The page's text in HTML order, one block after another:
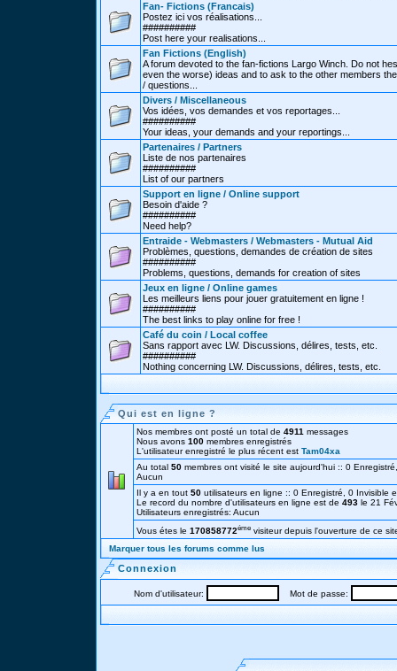
Fan- Fictions (Francais)
Postez ici vos réalisations...
##########
Post here your realisations...
Fan Fictions (English)
A forum devoted to the fan-fictions Largo Winch. Do not
even the worse) ideas and to ask to the other members
/ questions...
Divers / Miscellaneous
Vos idées, vos demandes et vos reportages...
##########
Your ideas, your demands and your reportings...
Partenaires / Partners
Liste de nos partenaires
##########
List of our partners
Support en ligne / Online support
Besoin d'aide ?
##########
Need help?
Entraide - Webmasters / Webmasters - Mutual Aid
Problèmes, questions, demandes de création de sites
##########
Problems, questions, demands for creation of sites
Jeux en ligne / Online games
Les meilleurs liens pour jouer gratuitement en ligne !
##########
The best links to play online for free !
Café du coin / Local coffee
Sans rapport avec LW. Discussions, délires, tests, etc.
##########
Nothing concerning LW. Discussions, délires, tests, etc.
Qui est en ligne ?
Nos membres ont posté un total de 4911 messages
Nous avons 100 membres enregistrés
L'utilisateur enregistré le plus récent est Tam04xa
Au total 50 membres ont visité le site aujourd'hui :: 0
Aucun
Il y a en tout 50 utilisateurs en ligne :: 0 Enregistré, 0
Le record du nombre d'utilisateurs en ligne est de 493 le 21
Utilisateurs enregistrés: Aucun
Vous étes le 170858772éme visiteur depuis l'ouverture de ce
Marquer tous les forums comme lus
Connexion
Nom d'utilisateur: Mot de passe: